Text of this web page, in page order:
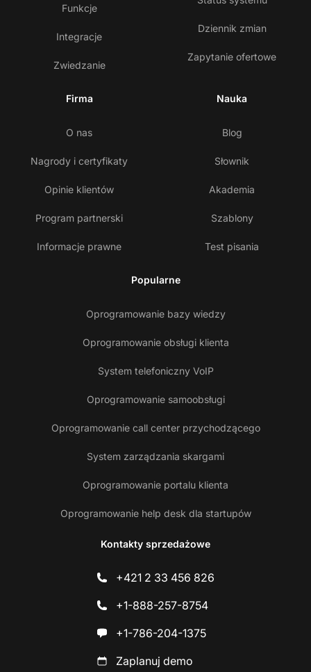
Funkcje
Integracje
Zwiedzanie
Dziennik zmian
Zapytanie ofertowe
Firma
O nas
Nagrody i certyfikaty
Opinie klientów
Program partnerski
Informacje prawne
Nauka
Blog
Słownik
Akademia
Szablony
Test pisania
Popularne
Oprogramowanie bazy wiedzy
Oprogramowanie obsługi klienta
System telefoniczny VoIP
Oprogramowanie samoobsługi
Oprogramowanie call center przychodzącego
System zarządzania skargami
Oprogramowanie portalu klienta
Oprogramowanie help desk dla startupów
Kontakty sprzedażowe
+421 2 33 456 826
+1-888-257-8754
+1-786-204-1375
Zaplanuj demo